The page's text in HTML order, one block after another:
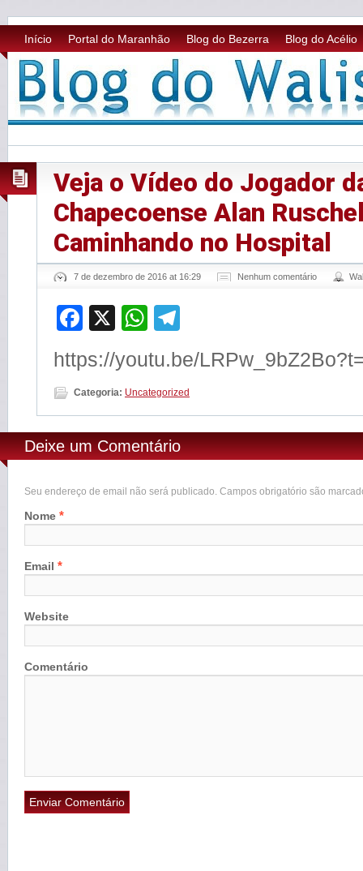
Início Portal do Maranhão Blog do Bezerra Blog do Acélio
Veja o Vídeo do Jogador
Chapecoense Alan
Caminhando no Hospital
7 de dezembro de 2016 at 16:29 Nenhum comentário
Facebook
X WhatsApp
https://youtu.be/
Categoria: Uncategorized
Deixe um Comentário
Seu endereço de email não será publicado. Campos obrigatório são
Nome *
Email *
Website
Comentário